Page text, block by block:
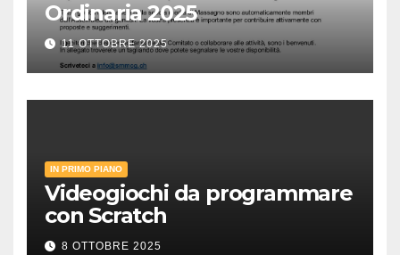
Ordinaria 2025
11 OTTOBRE 2025
IN PRIMO PIANO
Videogiochi da programmare
con Scratch
8 OTTOBRE 2025